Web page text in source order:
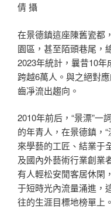
倩 攝
在景德鎮這座陳舊瓷都
園區，甚至陌頭巷尾，
2023年統計，曩昔10年
跨越6萬人。與之絕對
齒凈流出趨向。
2010年前后，“景漂”一
的年青人，在景德鎮，
來學藝的工匠、結業于
及國內外藝術行業創業
有人輕松安閒客居休閑
于短時光內流量涌進，
往的生涯目標地榜單上。